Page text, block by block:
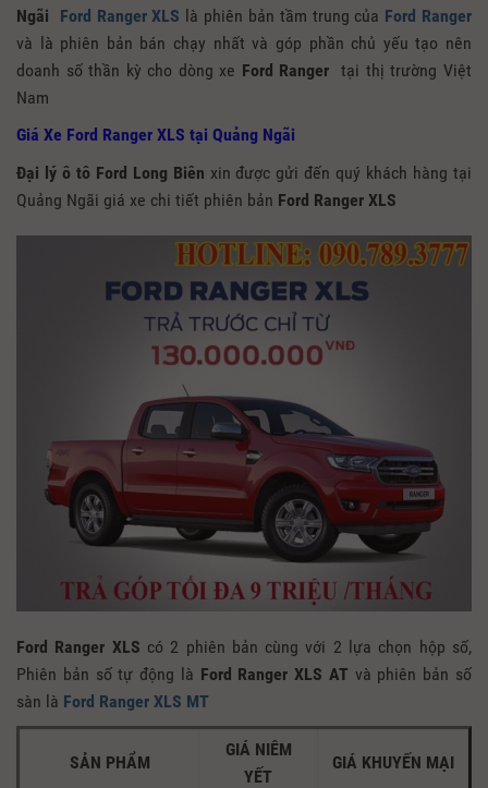
Ngãi
Ford Ranger XLS là phiên bản tầm trung của Ford Ranger
và là phiên bản bán chạy nhất và góp phần chủ yếu tạo nên
doanh số thần kỳ cho dòng xe Ford Ranger tại thị trường Việt
Nam
Giá Xe Ford Ranger XLS tại Quảng Ngãi
Đại lý ô tô Ford Long Biên xin được gửi đến quý khách hàng tại
Quảng Ngãi giá xe chi tiết phiên bản Ford Ranger XLS
Ford Ranger XLS có 2 phiên bản cùng với 2 lựa chọn hộp số,
Phiên bản số tự động là Ford Ranger XLS AT và phiên bản số
sàn là Ford Ranger XLS MT
SẢN PHẨM
GIÁ NIÊM
YẾT
GIÁ KHUYẾN MẠI